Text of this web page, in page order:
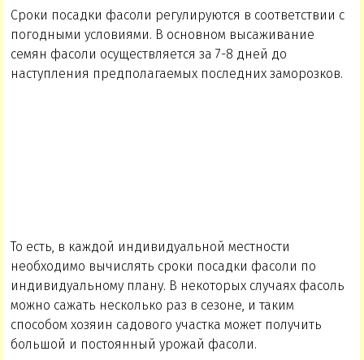
Сроки посадки фасоли регулируются в соответствии с
погодными условиями. В основном высаживание
семян фасоли осуществляется за 7-8 дней до
наступления предполагаемых последних заморозков.
То есть, в каждой индивидуальной местности
необходимо вычислять сроки посадки фасоли по
индивидуальному плану. В некоторых случаях фасоль
можно сажать несколько раз в сезоне, и таким
способом хозяин садового участка может получить
большой и постоянный урожай фасоли.